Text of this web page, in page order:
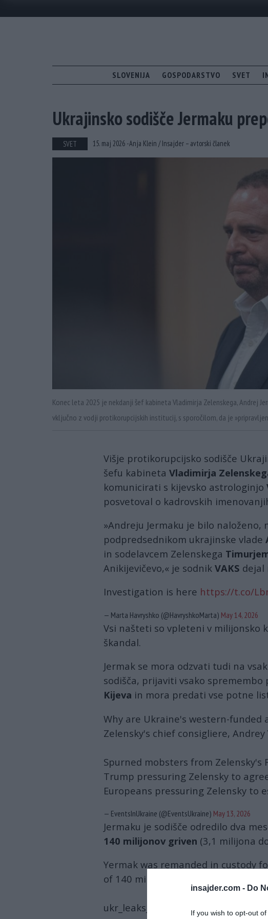
insajder.com - Do
If you wish to opt-out
SLOVENIJA GOSPODARSTVO SVET
Ukrajinsko sodišče Jermaku
SVET 15. maj 2026 -Anja Klein /Insajder – avtorski članek
Konec leta 2025 je nekdanji šef kabineta Vladimirja Zelenskega, Andrej
vključno z vodji protikorupcijskih institucij, s sporočilom, da je
Višje protikorupcijsko sodišče
šefu kabineta Vladimirja
komunicirati s kijevsko astrologinjo
posvetoval o kadrovskih
»Andreju Jermaku je bilo
podpredsednikom ukrajinske vlade
in sodelavcem Zelenskega
Anikijevičevo,« je sodnik VAKS dejal
Investigation is here https://t.co/
— Marta Havryshko (@HavryshkoMarta) May 14, 2026
Vsi našteti so vpleteni v milijonsko
škandal.
Jermak se mora odzvati tudi na
sodišča, prijaviti vsako
Kijeva in mora predati vse potne
Why are Ukraine's western-
Zelensky's chief consigliere, Andrey
Spurned mobsters from Zelensky's
Trump pressuring Zelensky to
Europeans pressuring Zelensky to
— EventsInUkraine (@EventsUkraine) May 13, 2026
Jermaku je sodišče odredilo dva
140 milijonov griven (3,1 milijona
Yermak was remanded in custody
of 140 million hryvnias.
ukr_leaks_eng pic.twitter.com/